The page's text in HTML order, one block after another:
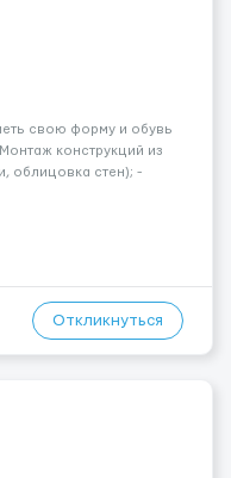
свою форму и обувь
конструкций из
облицовка стен); -
покраска); -
Откликнуться